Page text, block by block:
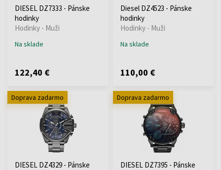
DIESEL DZ7333 - Pánske
hodinky
Hodinky - Muži
Na sklade
122,40 €
Diesel DZ4523 - Pánske
hodinky
Hodinky - Muži
Na sklade
110,00 €
Doprava zadarmo
DIESEL DZ4329 - Pánske
Doprava zadarmo
DIESEL DZ7395 - Pánske